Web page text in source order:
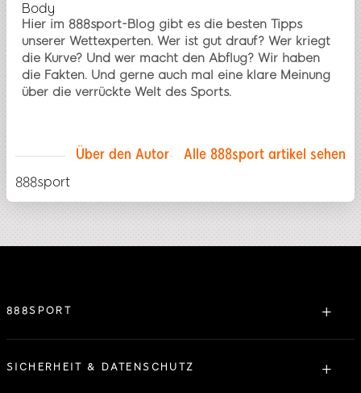
Body
Hier im 888sport-Blog gibt es die besten Tipps
unserer Wettexperten. Wer ist gut drauf? Wer kriegt
die Kurve? Und wer macht den Abflug? Wir haben
die Fakten. Und gerne auch mal eine klare Meinung
über die verrückte Welt des Sports.
Über den Autor Alle 888sport artikel sehen
888sport
888SPORT
Über uns
Lizensierung
SICHERHEIT & DATENSCHUTZ